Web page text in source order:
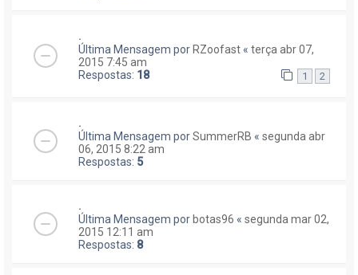
.
Última Mensagem por RZoofast « terça abr 07,
2015 7:45 am
Respostas: 18 1 2
.
Última Mensagem porSummerRB « segunda abr
06, 2015 8:22 am
Respostas: 5
.
Última Mensagem por botas96 « segunda mar 02,
2015 12:11 am
Respostas: 8